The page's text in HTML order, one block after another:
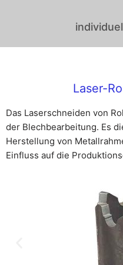
Laser-
Das Laserschneiden von
der Blechbearbeitung. Es
Herstellung von
Einfluss auf die